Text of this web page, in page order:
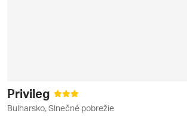
Privileg
Bulharsko, Slnečné pobrežie